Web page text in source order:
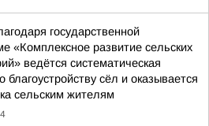
государственной
«Комплексное развитие сельских
ведётся систематическая
благоустройству сёл и оказывается
сельским жителям